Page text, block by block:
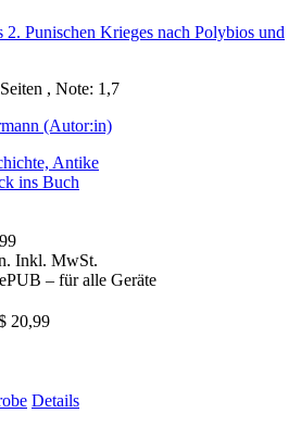
, Note: 1,7
(Autor:in)
Antike
ins Buch
Inkl. MwSt.
– für alle Geräte
20,99
Details